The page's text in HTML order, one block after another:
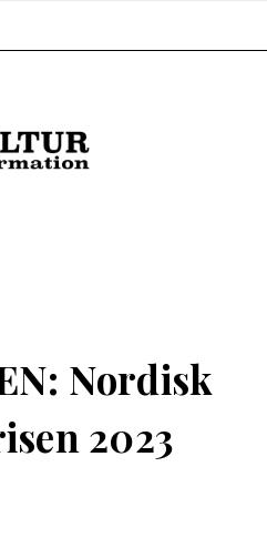
Nordisk
2023